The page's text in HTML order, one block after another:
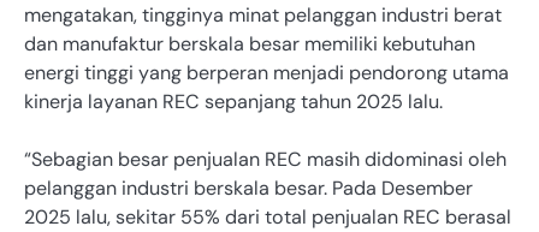
mengatakan, tingginya minat pelanggan industri berat
dan manufaktur berskala besar memiliki kebutuhan
energi tinggi yang berperan menjadi pendorong utama
kinerja layanan REC sepanjang tahun 2025 lalu.
“Sebagian besar penjualan REC masih didominasi oleh
pelanggan industri berskala besar. Pada Desember
2025 lalu, sekitar 55% dari total penjualan REC berasal